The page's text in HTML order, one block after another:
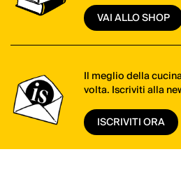
VAI ALLO SHOP
Il meglio della
volta. Iscriviti alla
ISCRIVITI ORA